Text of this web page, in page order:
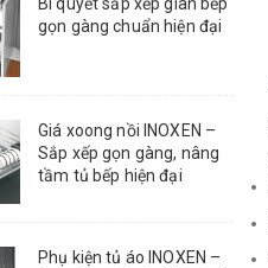
gọn gàng chuẩn hiện đại
Giá xoong nồi INOXEN –
Sắp xếp gọn gàng, nâng
tầm tủ bếp hiện đại
Phụ kiện tủ áo INOXEN –